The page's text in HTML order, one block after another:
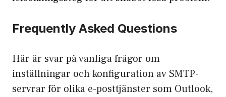
Frequently Asked Questions
Här är svar på vanliga frågor om
inställningar och konfiguration av SMTP-
servrar för olika e-posttjänster som Outlook,